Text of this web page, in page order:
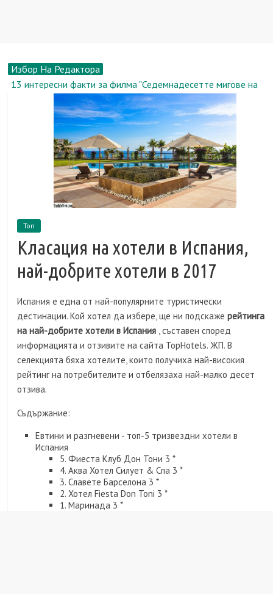
Избор На Редактора
13 интересни факти за филма "Седемнадесетте мигове на
Рене Зелуегър, биография, новини, снимка
Пазар на недвижими имоти: Апартаменти за долари и евро
все повече се отдават под наем в столицата
Перевозка.Ру: преместваме се в друг офис заедно
Земя в вилното селище - ключът към вашето щастливо
Топ
Класация на хотели в Испания,
най-добрите хотели в 2017
Испания е една от най-популярните туристически
дестинации. Кой хотел да избере, ще ни подскажерейтинга
на най-добрите хотели в Испания , съставен според
информацията и отзивите на сайта TopHotels. ЖП. В
селекцията бяха хотелите, които получиха най-високия
рейтинг на потребителите и отбелязаха най-малко десет
отзива.
Съдържание:
Евтини и разгневени - топ-5 тризвездни хотели в
Испания
5. Фиеста Клуб Дон Тони 3 *
4. Аква Хотел Силует & Спа 3 *
3. Славете Барселона 3 *
2. Хотел Fiesta Don Toni 3 *
1. Маринада 3 *